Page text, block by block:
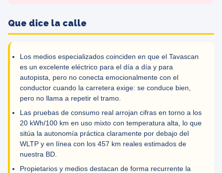
Que dice la calle
Los medios especializados coinciden en que el Tavascan
es un excelente eléctrico para el día a día y para
autopista, pero no conecta emocionalmente con el
conductor cuando la carretera exige: se conduce bien,
pero no llama a repetir el tramo.
Las pruebas de consumo real arrojan cifras en torno a los
20 kWh/100 km en uso mixto con temperatura alta, lo que
sitúa la autonomía práctica claramente por debajo del
WLTP y en línea con los 457 km reales estimados de
nuestra BD.
Propietarios y medios destacan de forma recurrente la